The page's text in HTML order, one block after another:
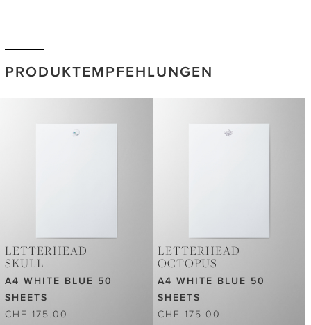
PRODUKTEMPFEHLUNGEN
LETTERHEAD
SKULL
A4 WHITE BLUE 50
SHEETS
CHF 175.00
LETTERHEAD
OCTOPUS
A4 WHITE BLUE 50
SHEETS
CHF 175.00